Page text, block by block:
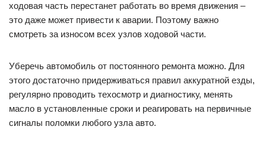
ходовая часть перестанет работать во время движения –
это даже может привести к аварии. Поэтому важно
смотреть за износом всех узлов ходовой части.
Уберечь автомобиль от постоянного ремонта можно. Для
этого достаточно придерживаться правил аккуратной езды,
регулярно проводить техосмотр и диагностику, менять
масло в установленные сроки и реагировать на первичные
сигналы поломки любого узла авто.